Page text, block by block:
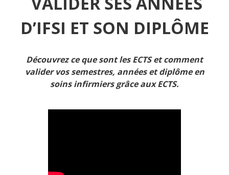
D’IFSI ET SON DIPLÔME
Découvrez ce que sont les ECTS et comment
valider vos semestres, années et diplôme en
soins infirmiers grâce aux ECTS.